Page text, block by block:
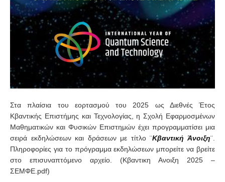
Στα πλαίσια του εορτασμού του 2025 ως Διεθνές Έτος
Κβαντικής Επιστήμης και Τεχνολογίας, η Σχολή Εφαρμοσμένων
Μαθηματικών και Φυσικών Επιστημών έχει προγραμματίσει μια
σειρά εκδηλώσεων και δράσεων με τίτλο ¨Κβαντική Άνοιξη¨.
Πληροφορίες για το πρόγραμμα εκδηλώσεων μπορείτε να βρείτε
στο επισυναπτόμενο αρχείο. (Κβαντικη Ανοιξη 2025 –
ΣΕΜΦΕ.pdf)